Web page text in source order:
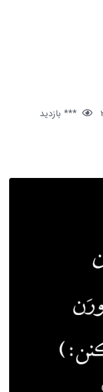
*** بازدید